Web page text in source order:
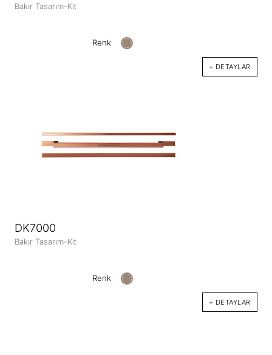
Bakır Tasarım-Kit
Renk
+ DETAYLAR
DK7000
Bakır Tasarım-Kit
Renk
+ DETAYLAR